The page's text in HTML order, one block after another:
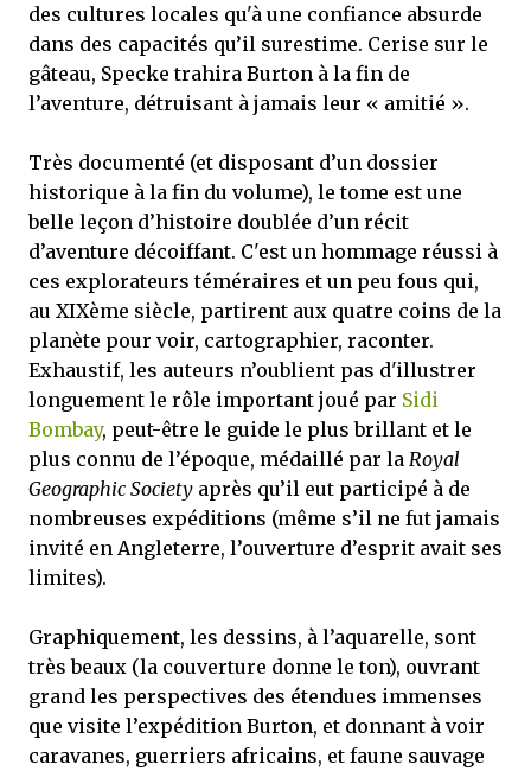
des cultures locales qu'à une confiance absurde
dans des capacités qu’il surestime. Cerise sur le
gâteau, Specke trahira Burton à la fin de
l’aventure, détruisant à jamais leur « amitié ».
Très documenté (et disposant d’un dossier
historique à la fin du volume), le tome est une
belle leçon d’histoire doublée d’un récit
d’aventure décoiffant. C'est un hommage réussi à
ces explorateurs téméraires et un peu fous qui,
au XIXème siècle, partirent aux quatre coins de la
planète pour voir, cartographier, raconter.
Exhaustif, les auteurs n’oublient pas d'illustrer
longuement le rôle important joué par Sidi
Bombay, peut-être le guide le plus brillant et le
plus connu de l’époque, médaillé par la Royal
Geographic Society après qu’il eut participé à de
nombreuses expéditions (même s’il ne fut jamais
invité en Angleterre, l’ouverture d’esprit avait ses
limites).
Graphiquement, les dessins, à l’aquarelle, sont
très beaux (la couverture donne le ton), ouvrant
grand les perspectives des étendues immenses
que visite l’expédition Burton, et donnant à voir
caravanes, guerriers africains, et faune sauvage